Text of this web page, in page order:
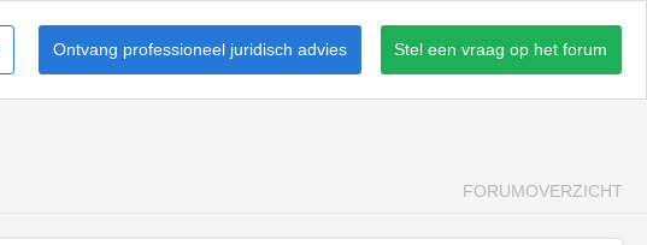
Stel een vraag op het forum
Ontvang professioneel juridisch advies
FORUMOVERZICHT